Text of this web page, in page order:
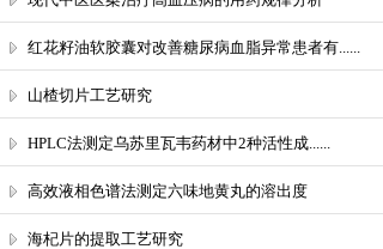
红花籽油软胶囊对改善糖尿病血脂异常患者有......
山楂切片工艺研究
HPLC法测定乌苏里瓦韦药材中2种活性成......
高效液相色谱法测定六味地黄丸的溶出度
海杞片的提取工艺研究